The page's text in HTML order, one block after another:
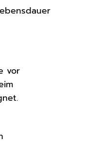
vor